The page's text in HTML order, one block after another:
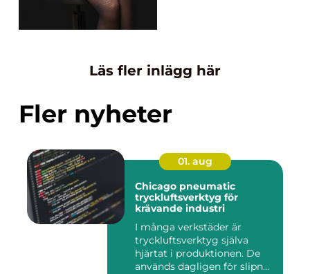
Läs fler inlägg här
Fler nyheter
01. aug
Chicago pneumatic
tryckluftsverktyg för
krävande industri
I många verkstäder är
tryckluftsverktyg själva
hjärtat i produktionen. De
används dagligen för slipn...